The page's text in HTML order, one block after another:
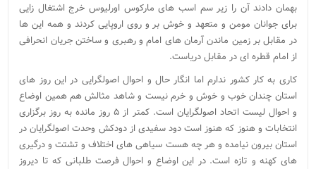
بهمان دادند آن را زیر سم اسب های مارکوس اورلیوس خرج اشتغال زایی
برای جوانان مومن و متعهد و خوش بر و روی اروپایی کردند و همه این ها
در مقابل بر زمین ماندن آرمان های امام و رهبری و ساختن جریان انحرافی
از امام قطره ای در مقابل دریاست.
کاری به کار کشور ندارم اما انگار حال و احوال اصولگرایی در این روز های
استان چندان خوب و خوش و خرم نیست و شاهد مثالش هم همین اوضاع
و احوال لیست اتحاد اصولگرایان است. کمتر از ۵ روز مانده به روز برگزاری
انتخابات و هنوز که هنوز است دود سفیدی از دودکش وحدت اصولگرایان در
استان بیرون نیامده و هر چه هست سیاهی های اختلاف و تشتت و درگیری
های کهنه و تازه است. در این اوضاع و احوال فرصت طلبانی که تا دیروز